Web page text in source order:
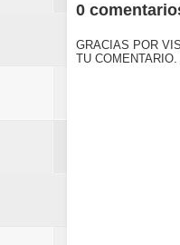
0
GRACIAS POR
TU COMENTARIO.